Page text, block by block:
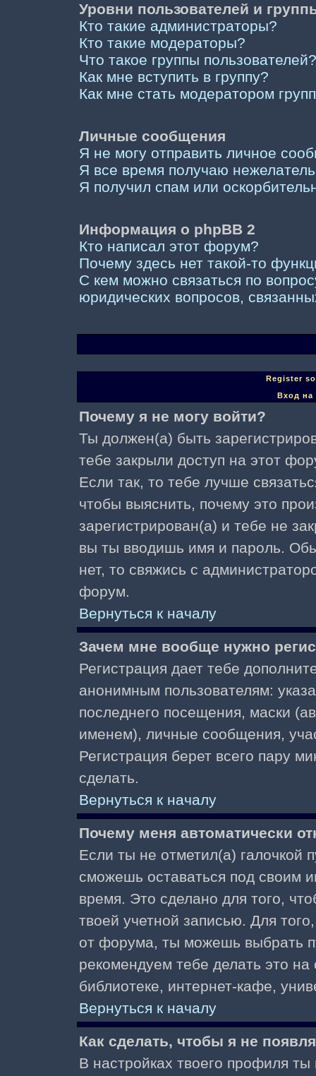
Уровни пользователей и
Кто такие администраторы?
Кто такие модераторы?
Что такое группы пользователей?
Как мне вступить в группу?
Как мне стать модератором
Личные сообщения
Я не могу отправить личное
Я все время получаю
Я получил спам или
Информация о phpBB 2
Кто написал этот форум?
Почему здесь нет такой-то
С кем можно связаться по
юридических вопросов,
Register
Вход на
Почему я не могу войти?
Ты должен(а) быть
тебе закрыли доступ на этот
Если так, то тебе лучше
чтобы выяснить, почему это
зарегистрирован(а) и тебе не
вы ты вводишь имя и пароль.
нет, то свяжись с
форум.
Вернуться к началу
Зачем мне вообще нужно
Регистрация дает тебе
анонимным пользователям:
последнего посещения, маски
именем), личные сообщения,
Регистрация берет всего пару
сделать.
Вернуться к началу
Почему меня автоматически
Если ты не отметил(а) галочкой
сможешь оставаться под своим
время. Это сделано для того,
твоей учетной записью. Для
от форума, ты можешь выбрать
рекомендуем тебе делать это
библиотеке, интернет-кафе,
Вернуться к началу
Как сделать, чтобы я не
В настройках твоего профиля